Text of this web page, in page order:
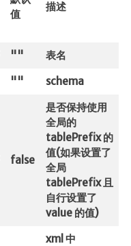
值
描述
""
表名
"" schema
false
是否保持使用
全局的
tablePrefix 的
值(如果设置了
全局
tablePrefix 且
自行设置了
value 的值)
xml 中